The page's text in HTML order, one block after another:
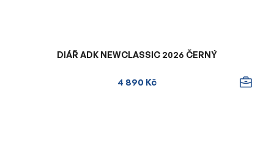
DIÁŘ ADK NEWCLASSIC 2026 ČERNÝ
4 890 Kč